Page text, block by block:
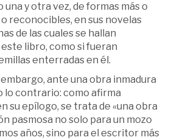
una y otra vez, de formas más o
reconocibles, en sus novelas
de las cuales se hallan
libro, como si fueran
enterradas en él.
ante una obra inmadura
lo contrario: como afirma
su epílogo, se trata de «una obra
pasmosa no solo para un mozo
años, sino para el escritor más